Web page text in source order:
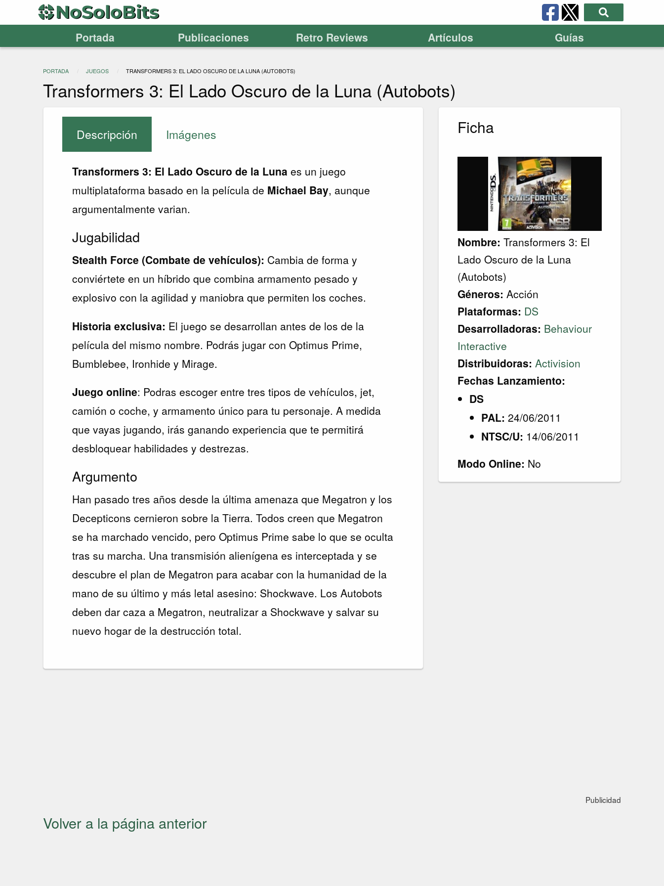
Portada Publicaciones Retro Reviews Artículos Guías
PORTADA JUEGOS TRANSFORMERS 3: EL LADO OSCURO DE LA LUNA (AUTOBOTS)
Transformers 3: El Lado Oscuro de la Luna (Autobots)
Ficha
Nombre: Transformers 3: El
Lado Oscuro de la Luna
(Autobots)
Géneros: Acción
Plataformas: DS
Desarrolladoras: Behaviour
Interactive
Distribuidoras: Activision
Fechas Lanzamiento:
DS
PAL: 24/06/2011
NTSC/U: 14/06/2011
Modo Online: No
Publicidad
Descripción Imágenes
Transformers 3: El Lado Oscuro de la Luna es un juego
multiplataforma basado en la película de Michael Bay, aunque
argumentalmente varian.
Jugabilidad
Stealth Force (Combate de vehículos): Cambia de forma y
conviértete en un híbrido que combina armamento pesado y
explosivo con la agilidad y maniobra que permiten los coches.
Historia exclusiva: El juego se desarrollan antes de los de la
película del mismo nombre. Podrás jugar con Optimus Prime,
Bumblebee, Ironhide y Mirage.
Juego online: Podras escoger entre tres tipos de vehículos, jet,
camión o coche, y armamento único para tu personaje. A medida
que vayas jugando, irás ganando experiencia que te permitirá
desbloquear habilidades y destrezas.
Argumento
Han pasado tres años desde la última amenaza que Megatron y los
Decepticons cernieron sobre la Tierra. Todos creen que Megatron
se ha marchado vencido, pero Optimus Prime sabe lo que se oculta
tras su marcha. Una transmisión alienígena es interceptada y se
descubre el plan de Megatron para acabar con la humanidad de la
mano de su último y más letal asesino: Shockwave. Los Autobots
deben dar caza a Megatron, neutralizar a Shockwave y salvar su
nuevo hogar de la destrucción total.
Volver a la página anterior